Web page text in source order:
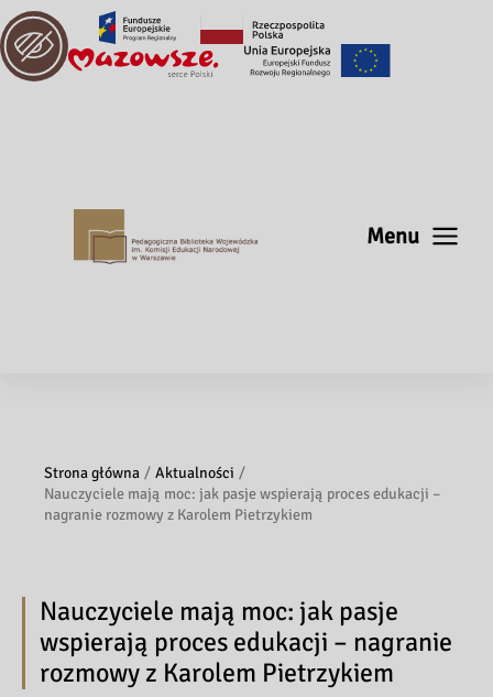
Menu
Strona główna
Aktualności
Nauczyciele mają moc: jak pasje wspierają proces edukacji –
nagranie rozmowy z Karolem Pietrzykiem
Nauczyciele mają moc: jak pasje
wspierają proces edukacji – nagranie
rozmowy z Karolem Pietrzykiem